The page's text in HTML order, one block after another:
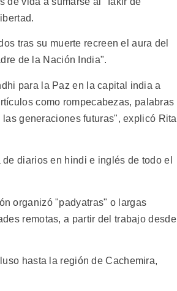
tras su muerte recreen el aura del
de la Nación India".
para la Paz en la capital india a
como rompecabezas, palabras
generaciones futuras", explicó Rita
diarios en hindi e inglés de todo el
organizó "padyatras" o largas
remotas, a partir del trabajo desde
hasta la región de Cachemira,